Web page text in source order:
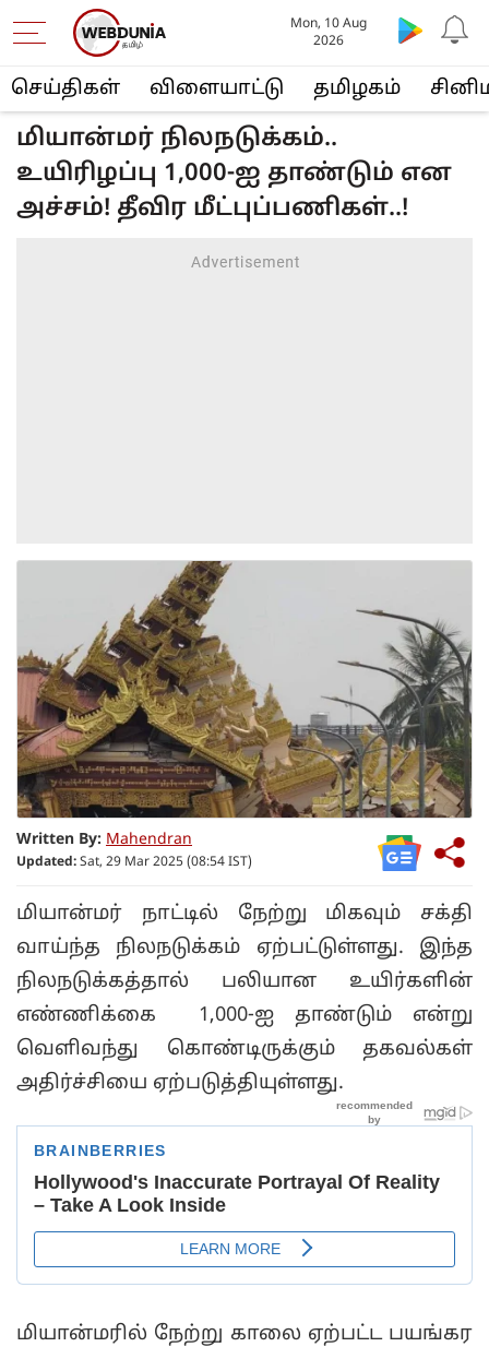
செய்திகள் விளையா‌ட்டு த‌மிழக‌ம்
Mon, 10 Aug
2026
மியான்மர் நிலநடுக்கம்..
உயிரிழப்பு 1,000-ஐ தாண்டும் என
அச்சம்! தீவிர மீட்புப்பணிகள்..!
Written By: Mahendran
Updated: Sat, 29 Mar 2025 (08:54 IST)
மியான்மர் நாட்டில் நேற்று மிகவும் சக்தி
வாய்ந்த நிலநடுக்கம் ஏற்பட்டுள்ளது. இந்த
நிலநடுக்கத்தால் பலியான உயிர்களின்
எண்ணிக்கை 1,000-ஐ தாண்டும் என்று
வெளிவந்து கொண்டிருக்கும் தகவல்கள்
அதிர்ச்சியை ஏற்படுத்தியுள்ளது.
மியான்மரில் நேற்று காலை ஏற்பட்ட பயங்கர